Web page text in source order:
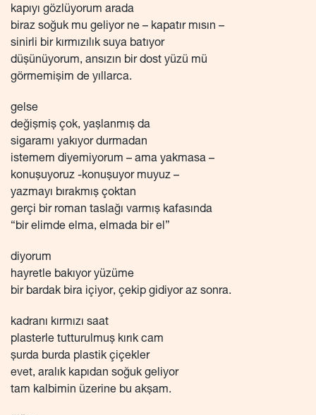
kapıyı gözlüyorum arada
biraz soğuk mu geliyor ne – kapatır mısın –
sinirli bir kırmızılık suya batıyor
düşünüyorum, ansızın bir dost yüzü mü
görmemişim de yıllarca.
gelse
değişmiş çok, yaşlanmış da
sigaramı yakıyor durmadan
istemem diyemiyorum – ama yakmasa –
konuşuyoruz -konuşuyor muyuz –
yazmayı bırakmış çoktan
gerçi bir roman taslağı varmış kafasında
“bir elimde elma, elmada bir el”
diyorum
hayretle bakıyor yüzüme
bir bardak bira içiyor, çekip gidiyor az sonra.
kadranı kırmızı saat
plasterle tutturulmuş kırık cam
şurda burda plastik çiçekler
evet, aralık kapıdan soğuk geliyor
tam kalbimin üzerine bu akşam.